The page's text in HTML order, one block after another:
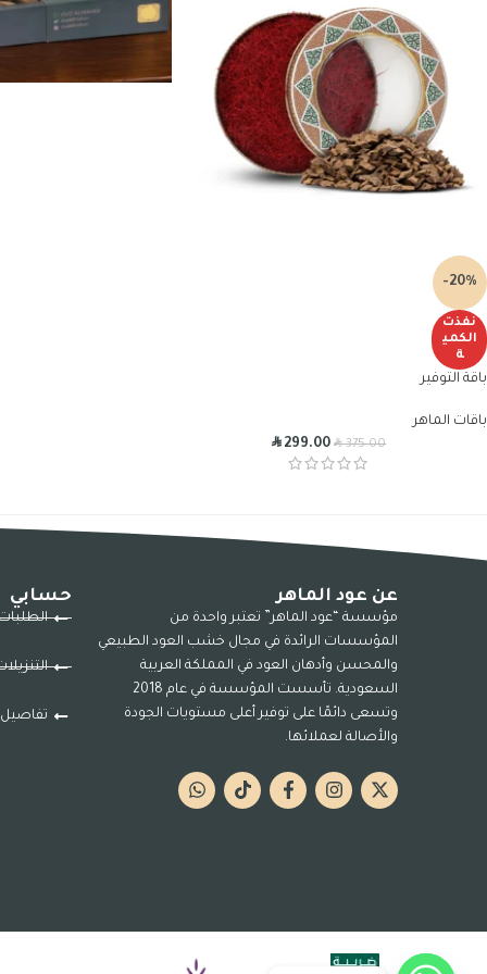
-20%
نفذت
الكمي
ة
باقة التوفير
باقات الماهر
R375.00
R299.00
عن عود الماهر
مؤسسة “عود الماهر” تعتبر واحدة من
المؤسسات الرائدة في مجال خشب العود الطبيعي
والمحسن وأدهان العود في المملكة العربية
السعودية. تأسست المؤسسة في عام 2018
وتسعى دائمًا على توفير أعلى مستويات الجودة
والأصالة لعملائها.
حسابي